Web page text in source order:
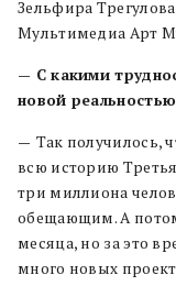
Зельфира
Мультимедиа Арт
— С какими
новой
— Так получилось,
всю историю
три миллиона
обещающим. А
месяца, но за это
много новых